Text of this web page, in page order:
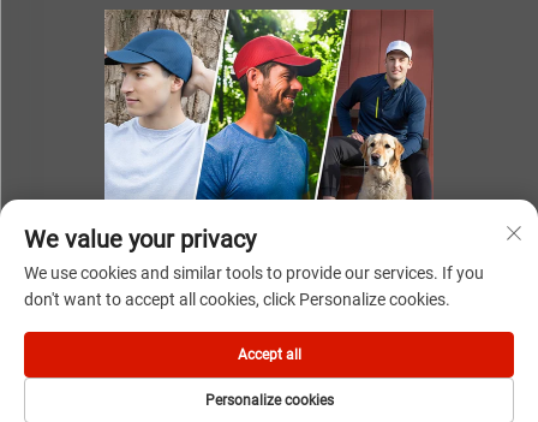
Direitos autorais © 2025 por NINGBO YOUKI UNITE IMP & EXP
Política de Privacidade
We value your privacy
We use cookies and similar tools to provide our services. If you
don't want to accept all cookies, click Personalize cookies.
Personalize cookies
Accept all